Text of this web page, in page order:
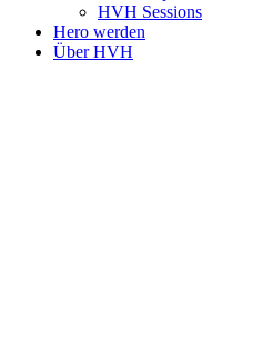
HVH Sessions
Hero werden
Über HVH